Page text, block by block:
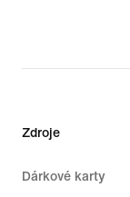
Zdroje
Dárkové karty